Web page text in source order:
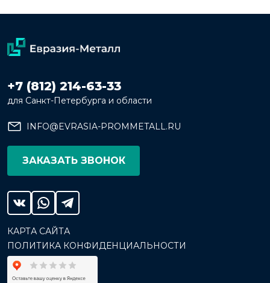
+7 (812) 214-63-33
для Санкт-Петербурга и области
INFO@EVRASIA-PROMMETALL.RU
ЗАКАЗАТЬ ЗВОНОК
КАРТА САЙТА
ПОЛИТИКА КОНФИДЕНЦИАЛЬНОСТИ